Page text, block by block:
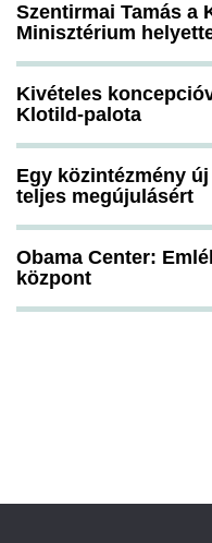
Szentirmai Tamás a
Minisztérium
Kivételes
Klotild-palota
Egy közintézmény
teljes megújulásért
Obama Center:
központ